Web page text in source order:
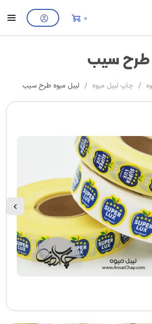
0
طرح سیب
/ چاپ لیبل میوه / لیبل میوه طرح سیب